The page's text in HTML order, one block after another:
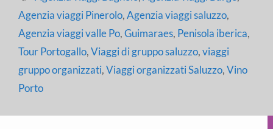
Agenzia viaggi Pinerolo,Agenzia viaggi saluzzo,
Agenzia viaggi valle Po,Guimaraes, Penisola iberica,
Tour Portogallo,Viaggi di gruppo saluzzo,viaggi
gruppo organizzati,Viaggi organizzati Saluzzo,Vino
Porto